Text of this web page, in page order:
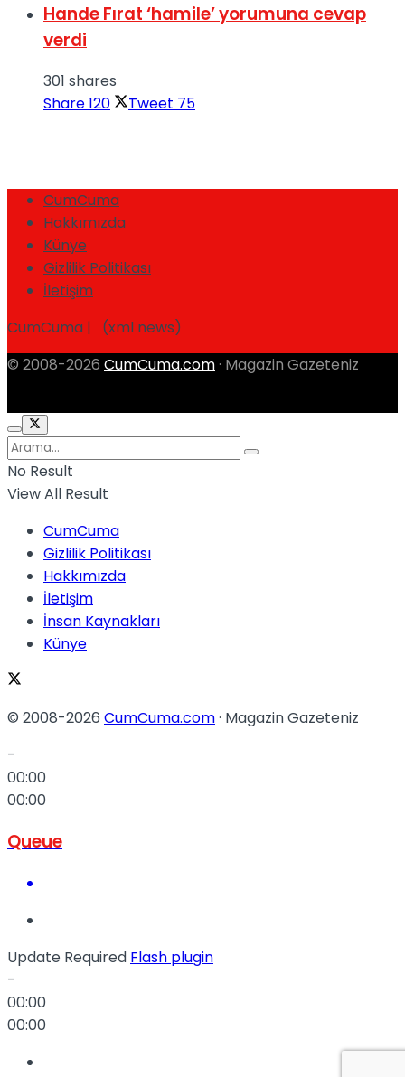
Hande Fırat ‘hamile’ yorumuna cevap
verdi
301 shares
Share120 Tweet 75
CumCuma
Hakkımızda
Künye
Gizlilik Politikası
İletişim
CumCuma | (xml news)
© 2008-2026 CumCuma.com · Magazin Gazeteniz
No Result
View All Result
CumCuma
Gizlilik Politikası
Hakkımızda
İletişim
İnsan Kaynakları
Künye
© 2008-2026 CumCuma.com· Magazin Gazeteniz
-
00:00
00:00
Queue
Update Required Flash plugin
-
00:00
00:00